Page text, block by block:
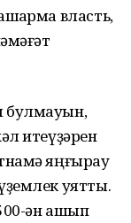
власть,
булмауын,
итеүҙәрен
яңғырау
уятты.
ән ашып